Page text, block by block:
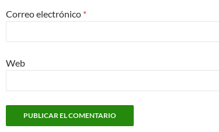
Correo electrónico *
Web